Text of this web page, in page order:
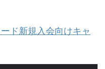
ド新規入会向けキャ